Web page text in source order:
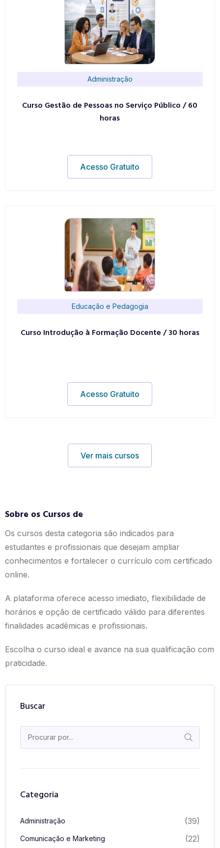
Buscar
Categoria
Administração (39)
Comunicação e Marketing (22)
Administração
Curso Gestão de Pessoas no Serviço Público / 60
horas
Acesso Gratuito
Educação e Pedagogia
Curso Introdução à Formação Docente / 30 horas
Acesso Gratuito
Ver mais cursos
Sobre os Cursos de
Os cursos desta categoria são indicados para
estudantes e profissionais que desejam ampliar
conhecimentos e fortalecer o currículo com certificado
online.
A plataforma oferece acesso imediato, flexibilidade de
horários e opção de certificado válido para diferentes
finalidades acadêmicas e profissionais.
Escolha o curso ideal e avance na sua qualificação com
praticidade.